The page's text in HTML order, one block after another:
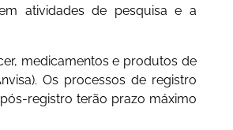
atividades de pesquisa e a
medicamentos e produtos de
Os processos de registro
registro terão prazo máximo